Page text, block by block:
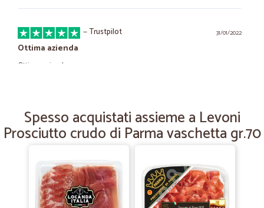
31/01/2022
—Trustpilot
Ottima azienda
Ottima azienda
Puntuali e precisi.
Puntuali e precisi.
24/04/2021
— Giovanni L.
Servizio rapido
Spesso acquistati assieme a Levoni
Prosciutto crudo di Parma vaschetta gr.70